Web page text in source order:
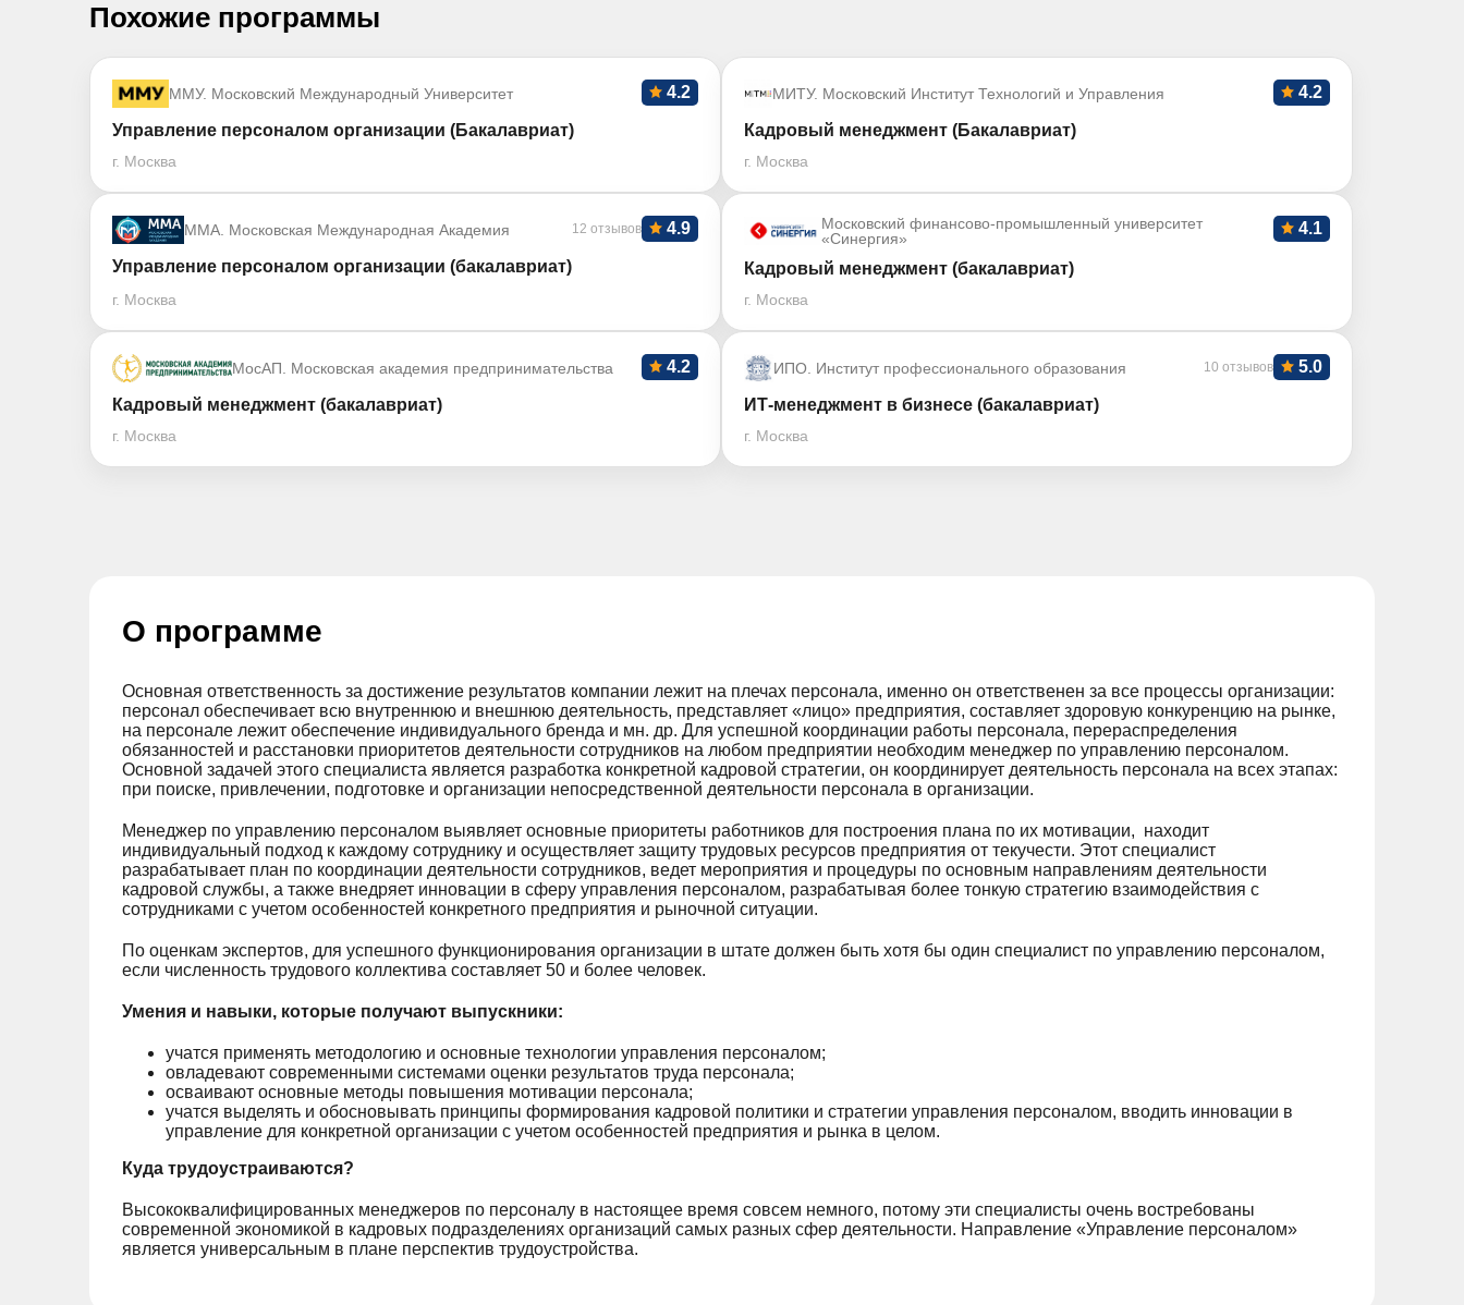
Похожие программы
ММУ. Московский Международный Университет 4.2
Управление персоналом организации (Бакалавриат)
г. Москва
МИТУ. Московский Институт Технологий и Управления 4.2
Кадровый менеджмент (Бакалавриат)
г. Москва
ММА. Московская Международная Академия 12 отзывов 4.9
Управление персоналом организации (бакалавриат)
г. Москва
Московский финансово-промышленный университет
«Синергия»
4.1
Кадровый менеджмент (бакалавриат)
г. Москва
МосАП. Московская академия предпринимательства 4.2
Кадровый менеджмент (бакалавриат)
г. Москва
ИПО. Институт профессионального образования 10 отзывов 5.0
ИТ-менеджмент в бизнесе (бакалавриат)
г. Москва
О программе
Основная ответственность за достижение результатов компании лежит на плечах персонала, именно он ответственен за все процессы организации:
персонал обеспечивает всю внутреннюю и внешнюю деятельность, представляет «лицо» предприятия, составляет здоровую конкуренцию на рынке,
на персонале лежит обеспечение индивидуального бренда и мн. др. Для успешной координации работы персонала, перераспределения
обязанностей и расстановки приоритетов деятельности сотрудников на любом предприятии необходим менеджер по управлению персоналом.
Основной задачей этого специалиста является разработка конкретной кадровой стратегии, он координирует деятельность персонала на всех этапах:
при поиске, привлечении, подготовке и организации непосредственной деятельности персонала в организации.
Менеджер по управлению персоналом выявляет основные приоритеты работников для построения плана по их мотивации, находит
индивидуальный подход к каждому сотруднику и осуществляет защиту трудовых ресурсов предприятия от текучести. Этот специалист
разрабатывает план по координации деятельности сотрудников, ведет мероприятия и процедуры по основным направлениям деятельности
кадровой службы, а также внедряет инновации в сферу управления персоналом, разрабатывая более тонкую стратегию взаимодействия с
сотрудниками с учетом особенностей конкретного предприятия и рыночной ситуации.
По оценкам экспертов, для успешного функционирования организации в штате должен быть хотя бы один специалист по управлению персоналом,
если численность трудового коллектива составляет 50 и более человек.
Умения и навыки, которые получают выпускники:
учатся применять методологию и основные технологии управления персоналом;
овладевают современными системами оценки результатов труда персонала;
осваивают основные методы повышения мотивации персонала;
учатся выделять и обосновывать принципы формирования кадровой политики и стратегии управления персоналом, вводить инновации в
управление для конкретной организации с учетом особенностей предприятия и рынка в целом.
Куда трудоустраиваются?
Высококвалифицированных менеджеров по персоналу в настоящее время совсем немного, потому эти специалисты очень востребованы
современной экономикой в кадровых подразделениях организаций самых разных сфер деятельности. Направление «Управление персоналом»
является универсальным в плане перспектив трудоустройства.